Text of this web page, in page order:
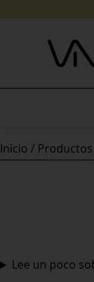
Inicio / Productos
Lee un poco